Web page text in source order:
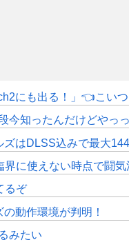
にも出る！」👈こい
今知ったんだけどやっ
はDLSS込みで最大
に使えない時点で闘
るぞ
動作環境が判明！
みたい